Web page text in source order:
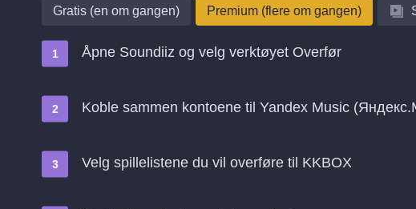
Gratis (en om gangen) Premium (flere om gangen)
Åpne Soundiiz og velg verktøyet Overfør
Koble sammen kontoene til Yandex Music
Velg spillelistene du vil overføre til KKBOX